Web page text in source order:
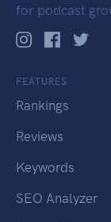
for podcast
FEATURES
Rankings
Reviews
Keywords
SEO Analyzer